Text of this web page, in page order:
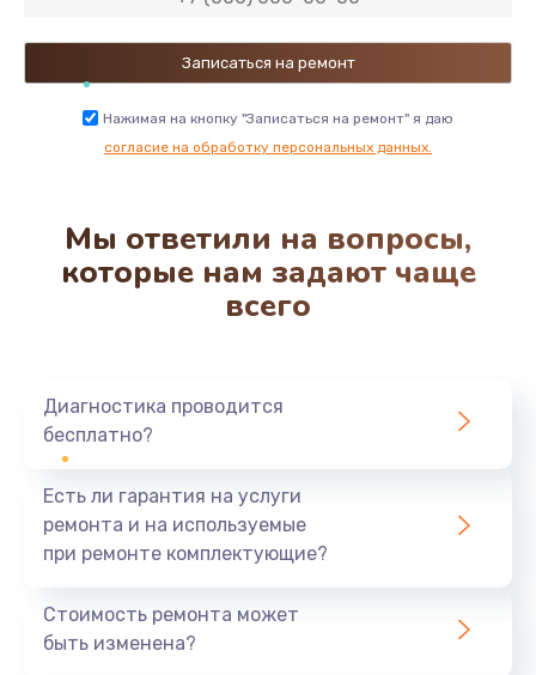
Нажимая на кнопку "Записаться на ремонт" я даю
согласие на обработку персональных данных.
Мы ответили на вопросы,
которые нам задают чаще
всего
Диагностика проводится
бесплатно?
Есть ли гарантия на услуги
ремонта и на используемые
при ремонте комплектующие?
Стоимость ремонта может
быть изменена?